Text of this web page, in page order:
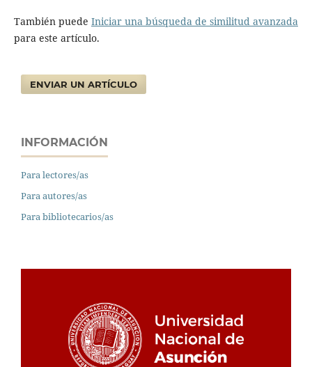
También puede Iniciar una búsqueda de similitud avanzada
para este artículo.
ENVIAR UN ARTÍCULO
INFORMACIÓN
Para lectores/as
Para autores/as
Para bibliotecarios/as